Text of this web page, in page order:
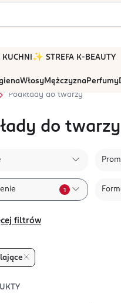
KUCHNI ✨ STREFA K-BEAUTY
WłosyMężczyznaPerfumy
Podkłady do twarzy
do twarzy
1
filtrów